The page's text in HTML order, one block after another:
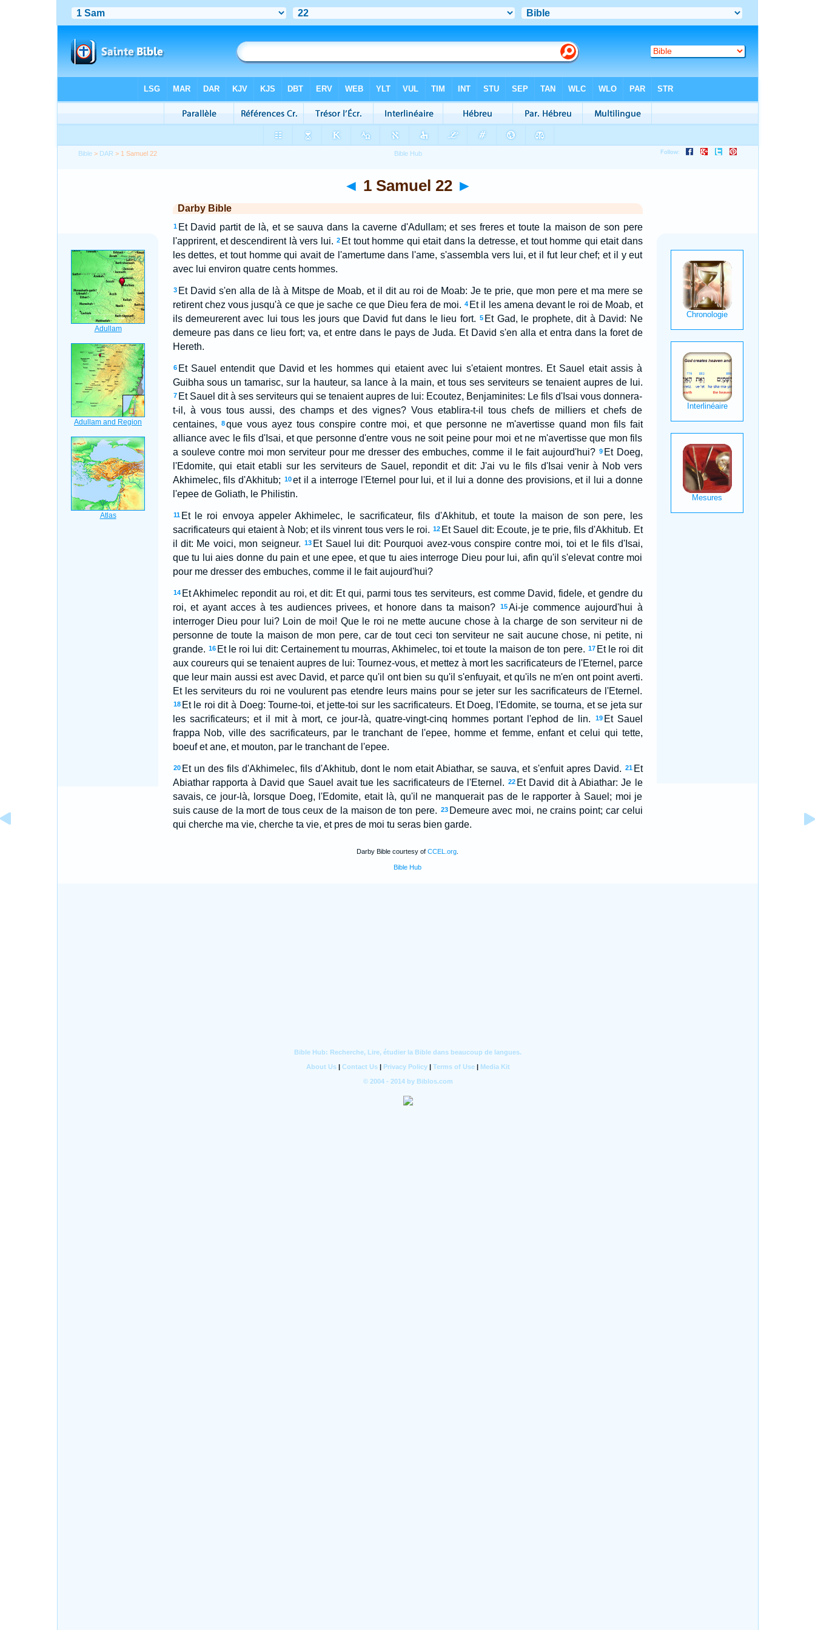
Bible > DAR > 1 Samuel 22
◄ 1 Samuel 22 ►
Darby Bible
1 Et David partit de là, et se sauva dans la caverne d'Adullam; et ses freres et toute la maison de son pere
l'apprirent, et descendirent là vers lui. 2 Et tout homme qui etait dans la detresse, et tout homme qui etait dans
les dettes, et tout homme qui avait de l'amertume dans l'ame, s'assembla vers lui, et il fut leur chef; et il y eut
avec lui environ quatre cents hommes.
3 Et David s'en alla de là à Mitspe de Moab, et il dit au roi de Moab: Je te prie, que mon pere et ma mere se
retirent chez vous jusqu'à ce que je sache ce que Dieu fera de moi. 4 Et il les amena devant le roi de Moab, et
ils demeurerent avec lui tous les jours que David fut dans le lieu fort. 5 Et Gad, le prophete, dit à David: Ne
demeure pas dans ce lieu fort; va, et entre dans le pays de Juda. Et David s'en alla et entra dans la foret de
Hereth.
6 Et Sauel entendit que David et les hommes qui etaient avec lui s'etaient montres. Et Sauel etait assis à
Guibha sous un tamarisc, sur la hauteur, sa lance à la main, et tous ses serviteurs se tenaient aupres de lui.
7 Et Sauel dit à ses serviteurs qui se tenaient aupres de lui: Ecoutez, Benjaminites: Le fils d'Isai vous donnera-
t-il, à vous tous aussi, des champs et des vignes? Vous etablira-t-il tous chefs de milliers et chefs de
centaines,
8 que vous ayez tous conspire contre moi, et que personne ne m'avertisse quand mon fils fait
alliance avec le fils d'Isai, et que personne d'entre vous ne soit peine pour moi et ne m'avertisse que mon fils
a souleve contre moi mon serviteur pour me dresser des embuches, comme il le fait aujourd'hui? 9 Et Doeg,
l'Edomite, qui etait etabli sur les serviteurs de Sauel, repondit et dit: J'ai vu le fils d'Isai venir à Nob vers
Akhimelec, fils d'Akhitub; 10et il a interroge l'Eternel pour lui, et il lui a donne des provisions, et il lui a donne
l'epee de Goliath, le Philistin.
11 Et le roi envoya appeler Akhimelec, le sacrificateur, fils d'Akhitub, et toute la maison de son pere, les
sacrificateurs qui etaient à Nob; et ils vinrent tous vers le roi. 12 Et Sauel dit: Ecoute, je te prie, fils d'Akhitub. Et
il dit: Me voici, mon seigneur.
13 Et Sauel lui dit: Pourquoi avez-vous conspire contre moi, toi et le fils d'Isai,
que tu lui aies donne du pain et une epee, et que tu aies interroge Dieu pour lui, afin qu'il s'elevat contre moi
pour me dresser des embuches, comme il le fait aujourd'hui?
14 Et Akhimelec repondit au roi, et dit: Et qui, parmi tous tes serviteurs, est comme David, fidele, et gendre du
roi, et ayant acces à tes audiences privees, et honore dans ta maison?
15Ai-je commence aujourd'hui à
interroger Dieu pour lui? Loin de moi! Que le roi ne mette aucune chose à la charge de son serviteur ni de
personne de toute la maison de mon pere, car de tout ceci ton serviteur ne sait aucune chose, ni petite, ni
grande. 16 Et le roi lui dit: Certainement tu mourras, Akhimelec, toi et toute la maison de ton pere. 17 Et le roi dit
aux coureurs qui se tenaient aupres de lui: Tournez-vous, et mettez à mort les sacrificateurs de l'Eternel, parce
que leur main aussi est avec David, et parce qu'il ont bien su qu'il s'enfuyait, et qu'ils ne m'en ont point averti.
Et les serviteurs du roi ne voulurent pas etendre leurs mains pour se jeter sur les sacrificateurs de l'Eternel.
18 Et le roi dit à Doeg: Tourne-toi, et jette-toi sur les sacrificateurs. Et Doeg, l'Edomite, se tourna, et se jeta sur
les sacrificateurs; et il mit à mort, ce jour-là, quatre-vingt-cinq hommes portant l'ephod de lin.
19 Et Sauel
frappa Nob, ville des sacrificateurs, par le tranchant de l'epee, homme et femme, enfant et celui qui tette,
boeuf et ane, et mouton, par le tranchant de l'epee.
20 Et un des fils d'Akhimelec, fils d'Akhitub, dont le nom etait Abiathar, se sauva, et s'enfuit apres David. 21 Et
Abiathar rapporta à David que Sauel avait tue les sacrificateurs de l'Eternel. 22 Et David dit à Abiathar: Je le
savais, ce jour-là, lorsque Doeg, l'Edomite, etait là, qu'il ne manquerait pas de le rapporter à Sauel; moi je
suis cause de la mort de tous ceux de la maison de ton pere. 23 Demeure avec moi, ne crains point; car celui
qui cherche ma vie, cherche ta vie, et pres de moi tu seras bien garde.
Darby Bible courtesy of CCEL.org
Bible Hub